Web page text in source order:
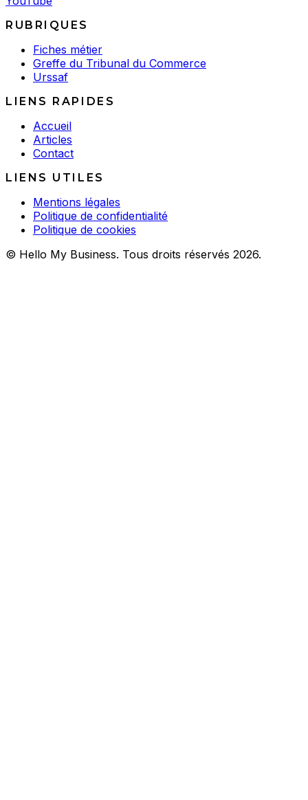
RUBRIQUES
Fiches métier
Greffe du Tribunal du Commerce
Urssaf
LIENS RAPIDES
Accueil
Articles
Contact
LIENS UTILES
Mentions légales
Politique de confidentialité
Politique de cookies
© Hello My Business. Tous droits réservés 2026.